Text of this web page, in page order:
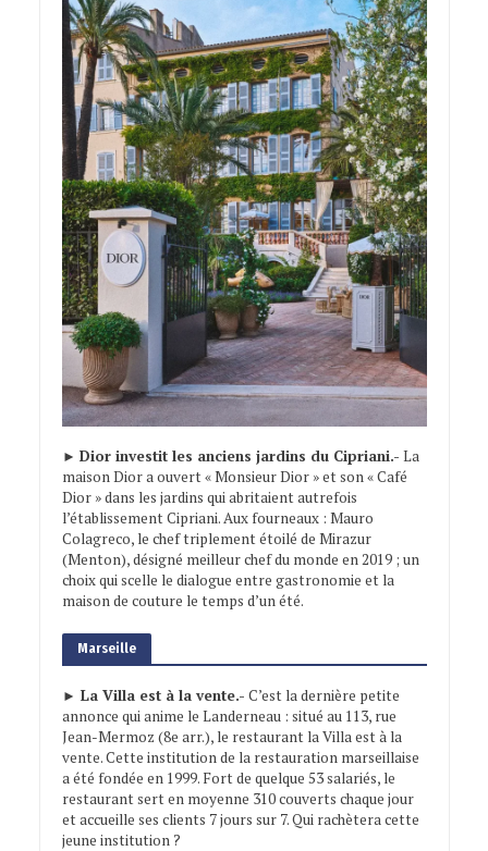
► Dior investit les anciens jardins du Cipriani.- La
maison Dior a ouvert « Monsieur Dior » et son « Café
Dior » dans les jardins qui abritaient autrefois
l’établissement Cipriani. Aux fourneaux : Mauro
Colagreco, le chef triplement étoilé de Mirazur
(Menton), désigné meilleur chef du monde en 2019 ; un
choix qui scelle le dialogue entre gastronomie et la
maison de couture le temps d’un été.
Marseille
► La Villa est à la vente.- C’est la dernière petite
annonce qui anime le Landerneau : situé au 113, rue
Jean-Mermoz (8e arr.), le restaurant la Villa est à la
vente. Cette institution de la restauration marseillaise
a été fondée en 1999. Fort de quelque 53 salariés, le
restaurant sert en moyenne 310 couverts chaque jour
et accueille ses clients 7 jours sur 7. Qui rachètera cette
jeune institution ?